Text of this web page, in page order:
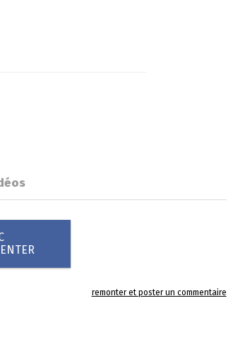
remonter et poster un commentaire